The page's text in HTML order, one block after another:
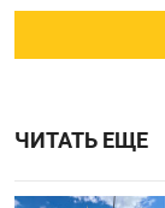
ЧИТАТЬ ЕЩЕ